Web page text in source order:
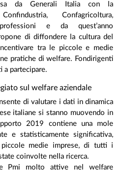
da Generali Italia con la
Confagricoltura,
e da quest’anno
di diffondere la cultura del
tra le piccole e medie
pratiche di welfare. Fondirigenti
a partecipare.
sul welfare aziendale
di valutare i dati in dinamica
italiane si stanno muovendo in
2019 contiene una mole
e statisticamente significativa,
medie imprese, di tutti i
coinvolte nella ricerca.
Pmi molto attive nel welfare